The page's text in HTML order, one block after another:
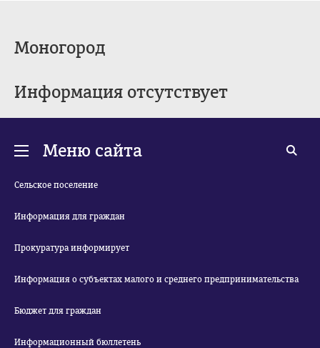
Моногород
Информация отсутствует
Меню сайта
Сельское поселение
Информация для граждан
Прокуратура информирует
Информация о субъектах малого и среднего предпринимательства
Бюджет для граждан
Информационный бюллетень